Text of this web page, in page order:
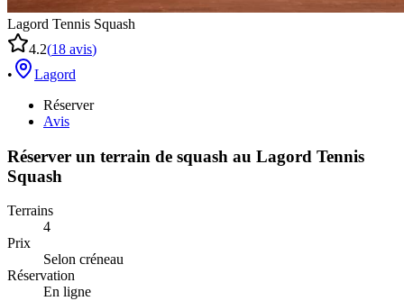
Lagord Tennis Squash
4.2(18 avis)
•
Lagord
Réserver
Avis
Réserver un terrain de squash au Lagord Tennis
Squash
Terrains
4
Prix
Selon créneau
Réservation
En ligne